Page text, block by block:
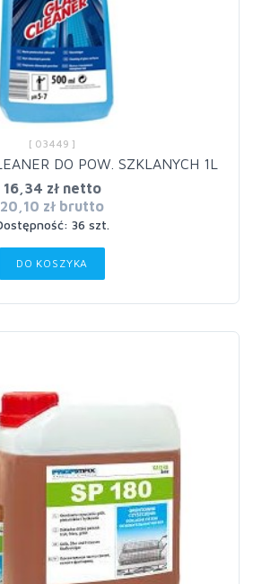
[ 03449 ]
DO POW. SZKLANYCH 1L
16,34 zł netto
20,10 zł brutto
36 szt.
DO KOSZYKA